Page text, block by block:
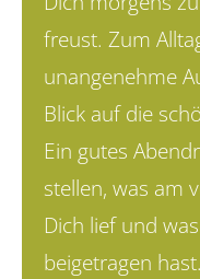
freust. Zum
un­angenehme
Blick auf die
Ein gutes
stellen, was am
Dich lief und
beigetragen hast.